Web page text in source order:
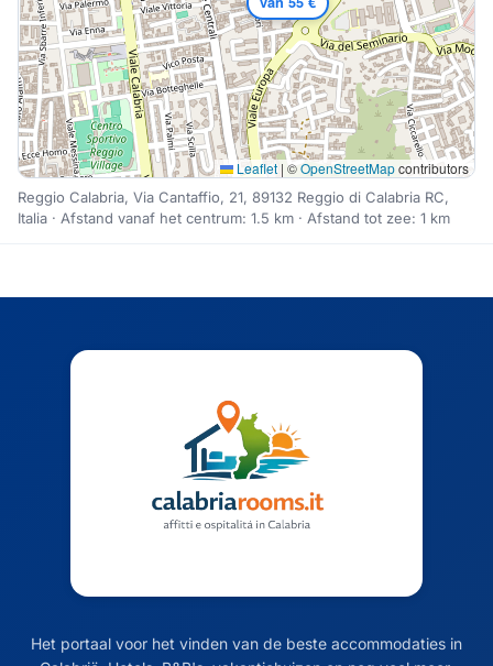
Leaflet | ©OpenStreetMapcontributors
Reggio Calabria, Via Cantaffio, 21, 89132 Reggio di Calabria RC,
Italia · Afstand vanaf het centrum: 1.5 km · Afstand tot zee: 1 km
Het portaal voor het vinden van de beste accommodaties in